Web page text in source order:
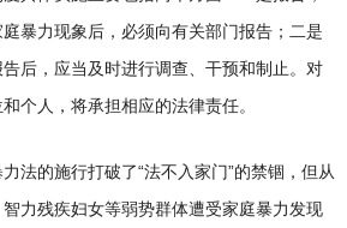
暴力现象后，必须向有关部门报告；二是
后，应当及时进行调查、干预和制止。对
个人，将承担相应的法律责任。
法的施行打破了“法不入家门”的禁锢，但从
力残疾妇女等弱势群体遭受家庭暴力发现